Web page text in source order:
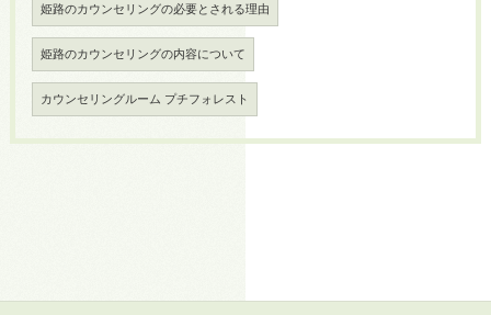
姫路のカウンセリングの必要とされる理由
姫路のカウンセリングの内容について
カウンセリングルーム プチフォレスト